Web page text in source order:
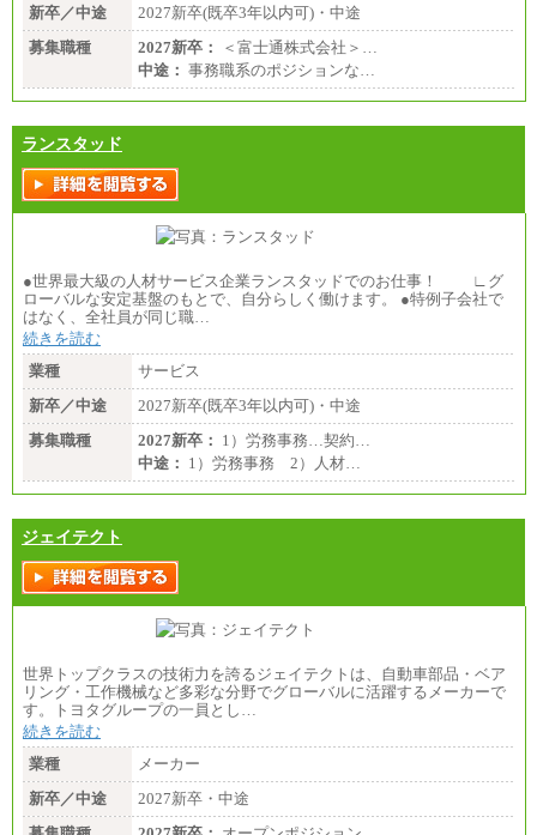
新卒／中途
2027新卒(既卒3年以内可)・中途
募集職種
2027新卒：
＜富士通株式会社＞…
中途： 事務職系のポジションな…
ランスタッド
●世界最大級の人材サービス企業ランスタッドでのお仕事！ ∟グ
ローバルな安定基盤のもとで、自分らしく働けます。 ●特例子会社で
はなく、全社員が同じ職…
続きを読む
業種
サービス
新卒／中途
2027新卒(既卒3年以内可)・中途
募集職種
2027新卒： 1）労務事務…契約…
中途： 1）労務事務 2）人材…
ジェイテクト
世界トップクラスの技術力を誇るジェイテクトは、自動車部品・ベア
リング・工作機械など多彩な分野でグローバルに活躍するメーカーで
す。トヨタグループの一員とし…
続きを読む
業種
メーカー
新卒／中途
2027新卒・中途